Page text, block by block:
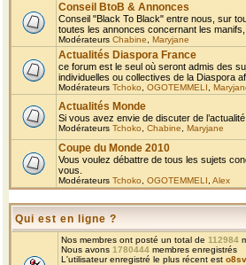
Conseil BtoB & Annonces
Conseil "Black To Black" entre nous, sur
toutes les annonces concernant les
Modérateurs Chabine Maryjane
Actualités Diaspora France
ce forum est le seul où seront admis des
individuelles ou collectives de la Diaspora
Modérateurs Tchoko OGOTEMMELI
Actualités Monde
Si vous avez envie de discuter de
Modérateurs Tchoko Chabine Maryjane
Coupe du Monde 2010
Vous voulez débattre de tous les sujets
vous.
Modérateurs Tchoko OGOTEMMELI Alex
Qui est en ligne ?
Nos membres ont posté un total de 112984
Nous avons 1780444 membres enregistrés
L'utilisateur enregistré le plus récent est